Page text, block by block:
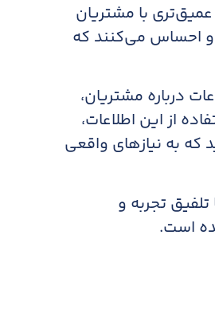
عمیق‌تری با مشتریان
و احساس می‌کنند که
درباره مشتریان،
از این اطلاعات،
که به نیازهای واقعی
تجربه و
است.